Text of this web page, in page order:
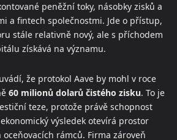
peněžní toky, násobky zisků a
a fintech společnostmi. Jde o přístup,
stále relativně nový, ale s příchodem
získává na významu.
že protokol Aave by mohl v roce
60 milionů dolarů čistého zisku. To je
teze, protože právě schopnost
výsledek otevírá prostor
rámců. Firma zároveň